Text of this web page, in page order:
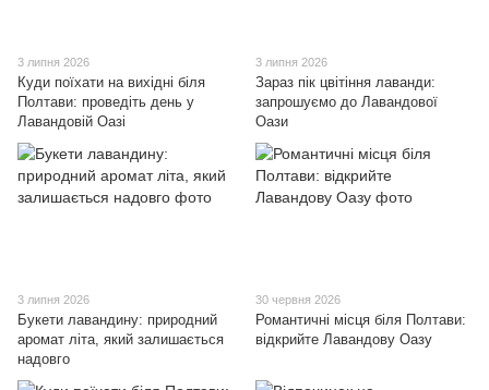
3 липня 2026
Куди поїхати на вихідні біля
Полтави: проведіть день у
Лавандовій Оазі
3 липня 2026
Зараз пік цвітіння лаванди:
запрошуємо до Лавандової
Оази
3 липня 2026
Букети лавандину: природний
аромат літа, який залишається
надовго
30 червня 2026
Романтичні місця біля Полтави:
відкрийте Лавандову Оазу